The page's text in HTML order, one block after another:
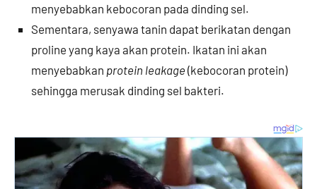
menyebabkan kebocoran pada dinding sel.
Sementara, senyawa tanin dapat berikatan dengan
proline yang kaya akan protein. Ikatan ini akan
menyebabkan protein leakage (kebocoran protein)
sehingga merusak dinding sel bakteri.